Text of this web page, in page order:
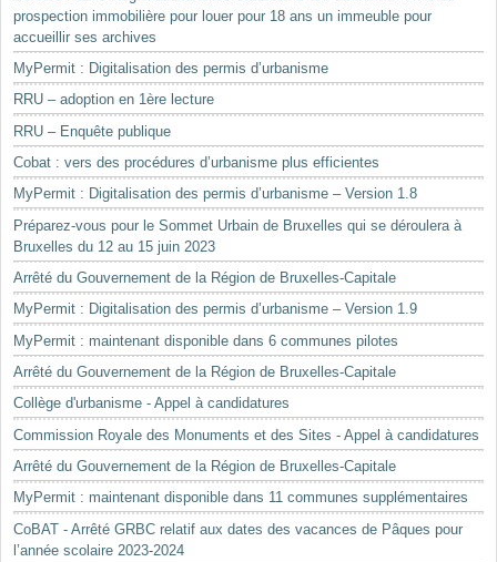
prospection immobilière pour louer pour 18 ans un immeuble pour
accueillir ses archives
MyPermit : Digitalisation des permis d’urbanisme
RRU – adoption en 1ère lecture
RRU – Enquête publique
Cobat : vers des procédures d’urbanisme plus efficientes
MyPermit : Digitalisation des permis d’urbanisme – Version 1.8
Préparez-vous pour le Sommet Urbain de Bruxelles qui se déroulera à
Bruxelles du 12 au 15 juin 2023
Arrêté du Gouvernement de la Région de Bruxelles-Capitale
MyPermit : Digitalisation des permis d’urbanisme – Version 1.9
MyPermit : maintenant disponible dans 6 communes pilotes
Arrêté du Gouvernement de la Région de Bruxelles-Capitale
Collège d'urbanisme - Appel à candidatures
Commission Royale des Monuments et des Sites - Appel à candidatures
Arrêté du Gouvernement de la Région de Bruxelles-Capitale
MyPermit : maintenant disponible dans 11 communes supplémentaires
CoBAT - Arrêté GRBC relatif aux dates des vacances de Pâques pour
l’année scolaire 2023-2024